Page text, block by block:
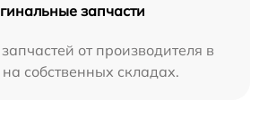
запчасти
от производителя в
собственных складах.